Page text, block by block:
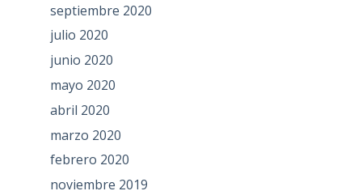
septiembre 2020
julio 2020
junio 2020
mayo 2020
abril 2020
marzo 2020
febrero 2020
noviembre 2019